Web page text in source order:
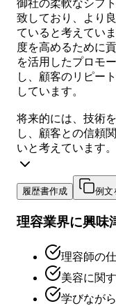
御社の柔軟なシフ
致しており、より
ていると考えてい
度を高めるために
を活用したプロモ
し、顧客のリピー
しています。
将来的には、技術
し、顧客との信頼
いと考えています。
履歴書作成 例文
理容業界に興味
理容師の
美容に関
学びなが